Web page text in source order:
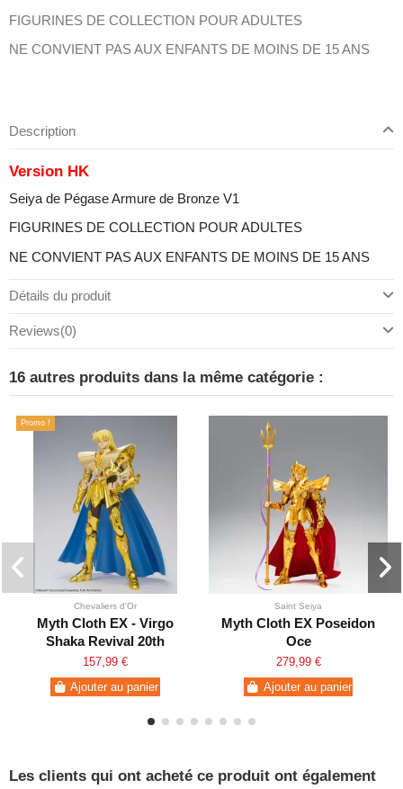
FIGURINES DE COLLECTION POUR ADULTES
NE CONVIENT PAS AUX ENFANTS DE MOINS DE 15 ANS
Description
Version HK
Seiya de Pégase Armure de Bronze V1
FIGURINES DE COLLECTION POUR ADULTES
NE CONVIENT PAS AUX ENFANTS DE MOINS DE 15 ANS
Détails du produit
Reviews(0)
16 autres produits dans la même catégorie :
Promo !
Chevaliers d'Or
Myth Cloth EX - Virgo
Shaka Revival 20th
Anniversary
157,99 €
Ajouter au panier
Saint Seiya
Myth Cloth EX Poseidon
Oce
279,99 €
Ajouter au panier
Les clients qui ont acheté ce produit ont également